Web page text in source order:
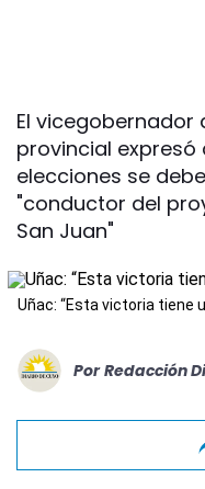
El vicegobernador
provincial expresó
elecciones se
"conductor del
San Juan"
Uñac: “Esta victoria tiene
Por Redacción